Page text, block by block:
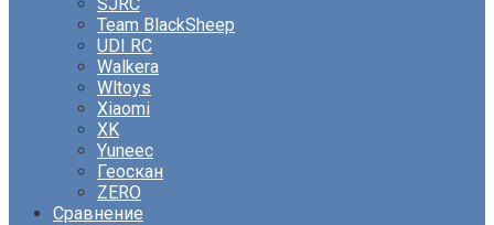
Team BlackSheep
UDI RC
Walkera
Wltoys
Xiaomi
XK
Yuneec
Геоскан
ZERO
Сравнение